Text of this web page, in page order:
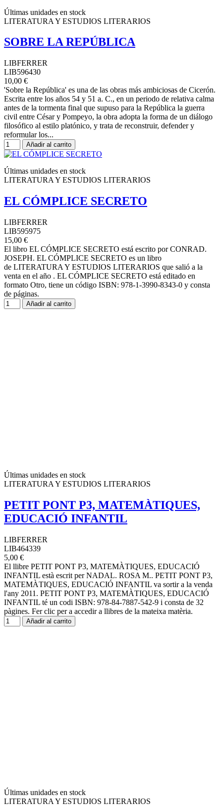
Últimas unidades en stock
LITERATURA Y ESTUDIOS LITERARIOS
SOBRE LA REPÚBLICA
LIBFERRER
LIB596430
10,00 €
'Sobre la República' es una de las obras más ambiciosas de Cicerón.
Escrita entre los años 54 y 51 a. C., en un periodo de relativa calma
antes de la tormenta final que supuso para la República la guerra
civil entre César y Pompeyo, la obra adopta la forma de un diálogo
filosófico al estilo platónico, y trata de reconstruir, defender y
reformular los...
Añadir al carrito
Últimas unidades en stock
LITERATURA Y ESTUDIOS LITERARIOS
EL CÓMPLICE SECRETO
LIBFERRER
LIB595975
15,00 €
El libro EL CÓMPLICE SECRETO está escrito por CONRAD.
JOSEPH. EL CÓMPLICE SECRETO es un libro
de LITERATURA Y ESTUDIOS LITERARIOS que salió a la
venta en el año . EL CÓMPLICE SECRETO está editado en
formato Otro, tiene un código ISBN: 978-1-3990-8343-0 y consta
de páginas.
Añadir al carrito
Últimas unidades en stock
LITERATURA Y ESTUDIOS LITERARIOS
PETIT PONT P3, MATEMÀTIQUES,
EDUCACIÓ INFANTIL
LIBFERRER
LIB464339
5,00 €
El llibre PETIT PONT P3, MATEMÀTIQUES, EDUCACIÓ
INFANTIL està escrit per NADAL. ROSA M.. PETIT PONT P3,
MATEMÀTIQUES, EDUCACIÓ INFANTIL va sortir a la venda
l'any 2011. PETIT PONT P3, MATEMÀTIQUES, EDUCACIÓ
INFANTIL té un codi ISBN: 978-84-7887-542-9 i consta de 32
pàgines. Fer clic per a accedir a llibres de la mateixa matèria.
Añadir al carrito
Últimas unidades en stock
LITERATURA Y ESTUDIOS LITERARIOS